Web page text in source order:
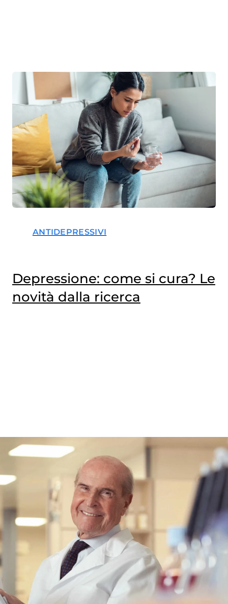
ANTIDEPRESSIVI
Depressione: come si cura? Le
novità dalla ricerca